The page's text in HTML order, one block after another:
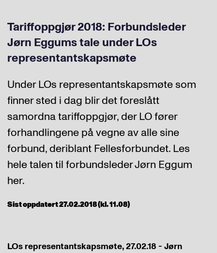
Tariffoppgjør 2018: Forbundsleder
Jørn Eggums tale under LOs
representantskapsmøte
Under LOs representantskapsmøte som
finner sted i dag blir det foreslått
samordna tariffoppgjør, der LO fører
forhandlingene på vegne av alle sine
forbund, deriblant Fellesforbundet. Les
hele talen til forbundsleder Jørn Eggum
her.
Sist oppdatert 27.02.2018 (kl. 11.08)
LOs representantskapsmøte, 27.02.18 - Jørn